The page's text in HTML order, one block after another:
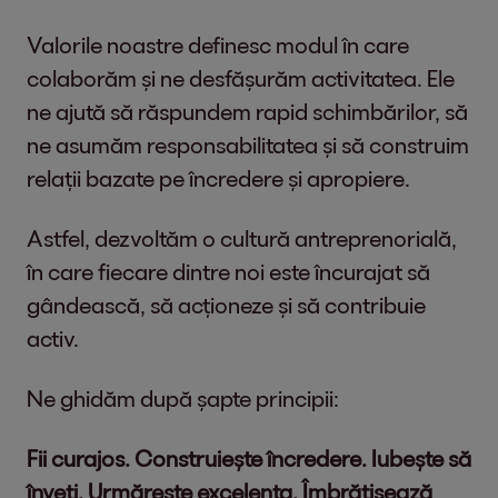
ziua de nastere;
Programe de training si dezvoltare
realizate si sustinute de traineri
autorizati;
Evenimente interne si cu echipa, in
afara sediului companiei;
Concursuri interne organizate in
cadrul echipei;
Oferte preferentiale de la furnizori
Descrierea companiei
Valorile noastre definesc modul în care
colaborăm și ne desfășurăm activitatea. Ele
ne ajută să răspundem rapid schimbărilor, să
ne asumăm responsabilitatea și să construim
relații bazate pe încredere și apropiere.
Astfel, dezvoltăm o cultură antreprenorială,
în care fiecare dintre noi este încurajat să
gândească, să acționeze și să contribuie
activ.
Ne ghidăm după șapte principii:
Fii curajos. Construiește încredere. Iubește să
înveți. Urmărește excelența. Îmbrățișează